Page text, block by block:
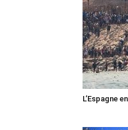
L’Espagne